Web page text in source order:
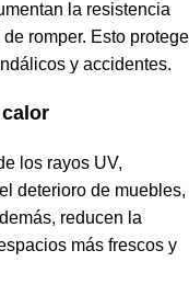
la resistencia
romper. Esto protege
y accidentes.
los rayos UV,
deterioro de muebles,
reducen la
más frescos y